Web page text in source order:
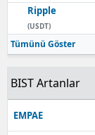
Ripple
(USDT)
Tümünü Göster
BIST Artanlar
EMPAE